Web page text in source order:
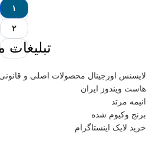
۱
۲
→
تبلیغات
لایسنس اورجینال محصولات اصلی و
هاست ویندوز ایران
انیمه مرتد
برنج وکیوم شده
خرید لایک اینستاگرام